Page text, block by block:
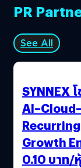
PR
See All
SYNNEX
Recurring
Growth
0.10 บาท/